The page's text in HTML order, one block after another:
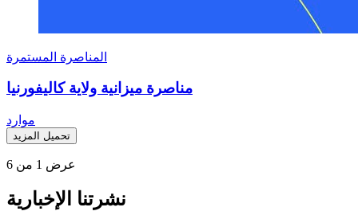
المناصرة المستمرة
مناصرة ميزانية ولاية كاليفورنيا
موارد
تحميل المزيد
عرض 1 من 6
نشرتنا الإخبارية